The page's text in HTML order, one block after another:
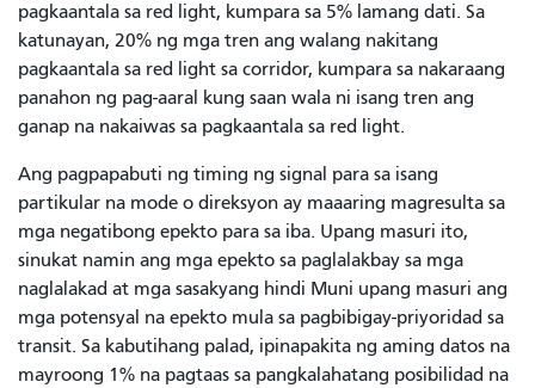
pagkaantala sa red light, kumpara sa 5% lamang dati. Sa
katunayan, 20% ng mga tren ang walang nakitang
pagkaantala sa red light sa corridor, kumpara sa nakaraang
panahon ng pag-aaral kung saan wala ni isang tren ang
ganap na nakaiwas sa pagkaantala sa red light.
Ang pagpapabuti ng timing ng signal para sa isang
partikular na mode o direksyon ay maaaring magresulta sa
mga negatibong epekto para sa iba. Upang masuri ito,
sinukat namin ang mga epekto sa paglalakbay sa mga
naglalakad at mga sasakyang hindi Muni upang masuri ang
mga potensyal na epekto mula sa pagbibigay-priyoridad sa
transit. Sa kabutihang palad, ipinapakita ng aming datos na
mayroong 1% na pagtaas sa pangkalahatang posibilidad na